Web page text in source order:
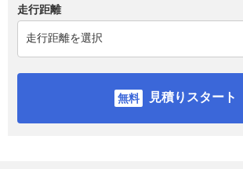
走行距離
見積りスタート